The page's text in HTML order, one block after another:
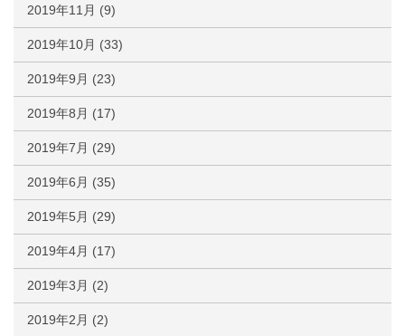
2019年11月 (9)
2019年10月 (33)
2019年9月 (23)
2019年8月 (17)
2019年7月 (29)
2019年6月 (35)
2019年5月 (29)
2019年4月 (17)
2019年3月 (2)
2019年2月 (2)